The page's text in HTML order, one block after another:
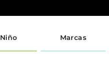
Niño Marcas